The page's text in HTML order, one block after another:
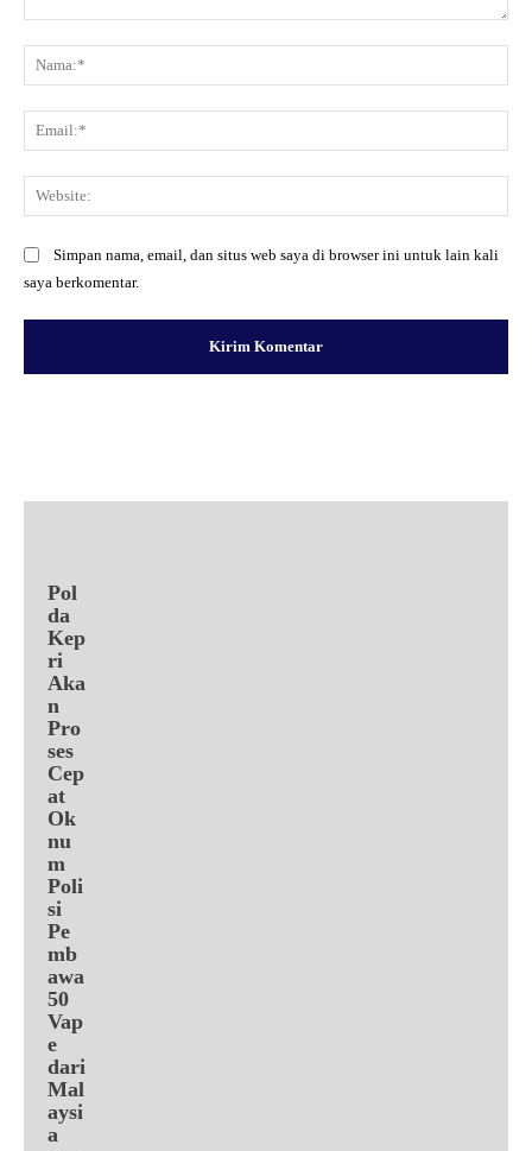
Simpan nama, email, dan situs web saya di browser ini untuk lain kali
saya berkomentar.
Pol
da
Kep
ri
Aka
n
Pro
ses
Cep
at
Ok
nu
m
Poli
si
Pe
mb
awa
50
Vap
e
dari
Mal
aysi
a